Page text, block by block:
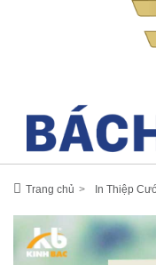
Trang chủ In Thiệp